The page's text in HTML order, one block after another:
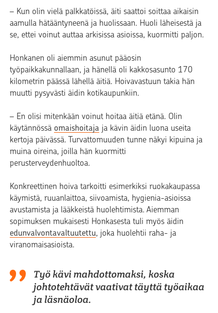
– Kun olin vielä palkkatöissä, äiti saattoi soittaa aikaisin
aamulla hätääntyneenä ja huolissaan. Huoli läheisestä ja
se, ettei voinut auttaa arkisissa asioissa, kuormitti paljon.
Honkanen oli aiemmin asunut pääosin
työpaikkakunnallaan, ja hänellä oli kakkosasunto 170
kilometrin päässä lähellä äitiä. Hoivavastuun takia hän
muutti pysyvästi äidin kotikaupunkiin.
– En olisi mitenkään voinut hoitaa äitiä etänä. Olin
käytännössä omaishoitaja ja kävin äidin luona useita
kertoja päivässä. Turvattomuuden tunne näkyi kipuina ja
muina oireina, joilla hän kuormitti
perusterveydenhuoltoa.
Konkreettinen hoiva tarkoitti esimerkiksi ruokakaupassa
käymistä, ruuanlaittoa, siivoamista, hygienia-asioissa
avustamista ja lääkkeistä huolehtimista. Aiemman
sopimuksen mukaisesti Honkasesta tuli myös äidin
edunvalvontavaltuutettu, joka huolehtii raha- ja
viranomaisasioista.
Työ kävi mahdottomaksi, koska
johtotehtävät vaativat täyttä työaikaa
ja läsnäoloa.